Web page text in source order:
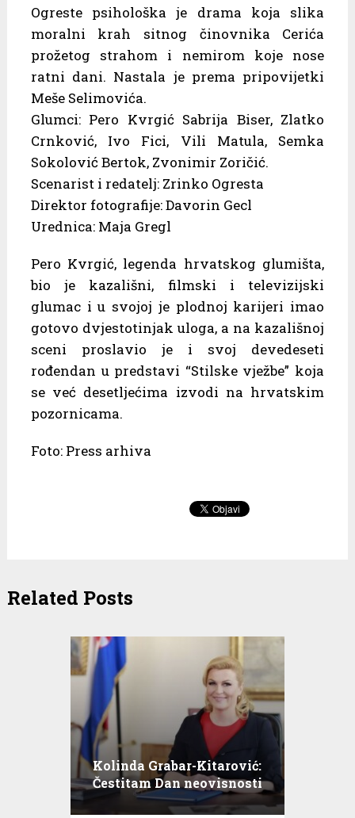
Ogreste psihološka je drama koja slika
moralni krah sitnog činovnika Cerića
prožetog strahom i nemirom koje nose
ratni dani. Nastala je prema pripovijetki
Meše Selimovića.
Glumci: Pero Kvrgić Sabrija Biser, Zlatko
Crnković, Ivo Fici, Vili Matula, Semka
Sokolović Bertok, Zvonimir Zoričić.
Scenarist i redatelj: Zrinko Ogresta
Direktor fotografije: Davorin Gecl
Urednica: Maja Gregl
Pero Kvrgić, legenda hrvatskog glumišta,
bio je kazališni, filmski i televizijski
glumac i u svojoj je plodnoj karijeri imao
gotovo dvjestotinjak uloga, a na kazališnoj
sceni proslavio je i svoj devedeseti
rođendan u predstavi “Stilske vježbe” koja
se već desetljećima izvodi na hrvatskim
pozornicama.
Foto: Press arhiva
Related Posts
Kolinda Grabar-Kitarović:
Čestitam Dan neovisnosti
RH